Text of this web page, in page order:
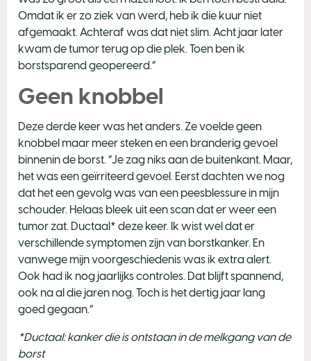
Omdat ik er zo ziek van werd, heb ik die kuur niet
afgemaakt. Achteraf was dat niet slim. Acht jaar later
kwam de tumor terug op die plek. Toen ben ik
borstsparend geopereerd.”
Geen knobbel
Deze derde keer was het anders. Ze voelde geen
knobbel maar meer steken en een branderig gevoel
binnenin de borst. “Je zag niks aan de buitenkant. Maar,
het was een geïrriteerd gevoel. Eerst dachten we nog
dat het een gevolg was van een peesblessure in mijn
schouder. Helaas bleek uit een scan dat er weer een
tumor zat. Ductaal* deze keer. Ik wist wel dat er
verschillende symptomen zijn van borstkanker. En
vanwege mijn voorgeschiedenis was ik extra alert.
Ook had ik nog jaarlijks controles. Dat blijft spannend,
ook na al die jaren nog. Toch is het dertig jaar lang
goed gegaan.”
*Ductaal: kanker die is ontstaan in de melkgang van de
borst